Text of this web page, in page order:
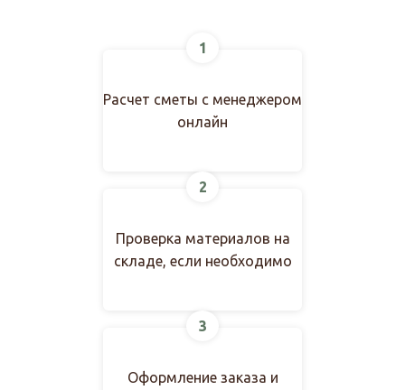
1
Расчет сметы с менеджером
онлайн
2
Проверка материалов на
складе, если необходимо
3
Оформление заказа и